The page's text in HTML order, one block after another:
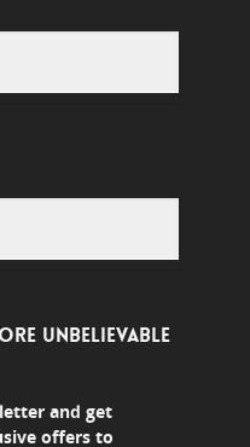
UNBELIEVABLE
and get
offers to